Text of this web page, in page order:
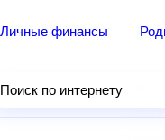
Личные финансы
Поиск по интернету